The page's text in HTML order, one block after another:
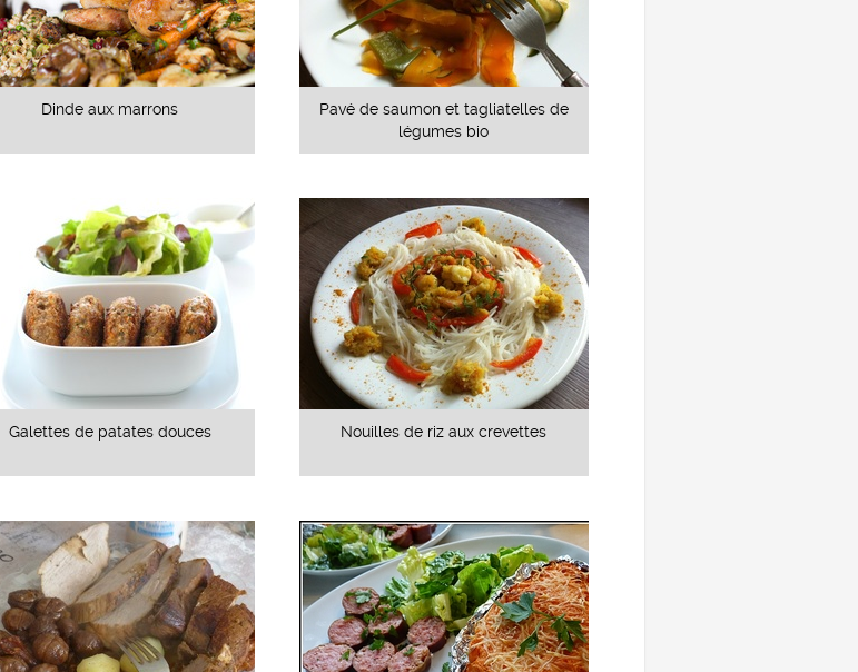
Dinde aux marrons
Pavé de saumon et tagliatelles de
légumes bio
Galettes de patates douces Nouilles de riz aux crevettes